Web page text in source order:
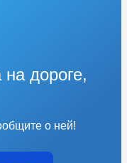
дороге,
о ней!